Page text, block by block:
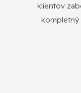
klientov
kompletný